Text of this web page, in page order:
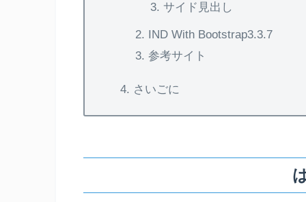
サイド見出し
IND With Bootstrap3.3.7
参考サイト
さいごに